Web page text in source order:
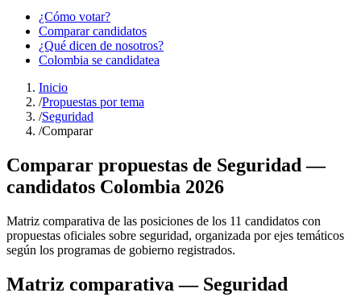
¿Cómo votar?
Comparar candidatos
¿Qué dicen de nosotros?
Colombia se candidatea
Inicio
/Propuestas por tema
/Seguridad
/Comparar
Comparar propuestas de Seguridad —
candidatos Colombia 2026
Matriz comparativa de las posiciones de los 11 candidatos con
propuestas oficiales sobre seguridad, organizada por ejes temáticos
según los programas de gobierno registrados.
Matriz comparativa — Seguridad